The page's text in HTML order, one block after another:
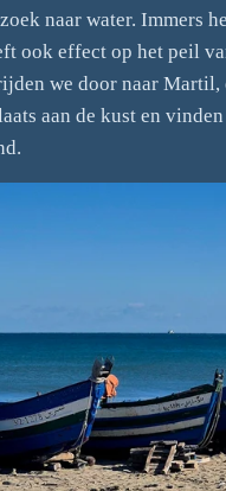
naar water. Immers
ook effect op het peil
we door naar Martil,
aan de kust en vinden